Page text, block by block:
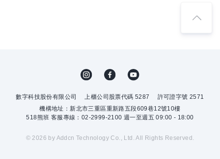
數字科技股份有限公司 上櫃公司股票代碼 5287
許可證字號 2571
機構地址：新北市三重區重新路五段609巷12號10樓
518熊班 客服專線：02-2999-2100 週一至週五 09:00 - 18:00
© 2026 by Addcn Technology Co., Ltd. All Rights Reserved.